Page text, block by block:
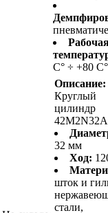
С° ÷ +80 С°
Описание:
Круглый
цилиндр
32 мм
Ход:
шток и
стали,